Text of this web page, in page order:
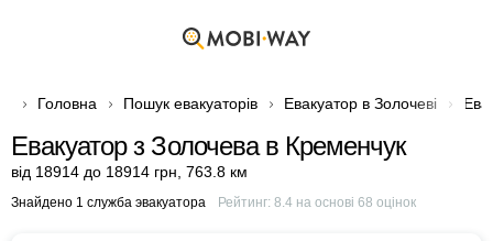
Головна Пошук евакуаторів Евакуатор в Золочеві
Евакуатор з Золочева в Кременчук
від 18914 до 18914 грн 763.8 км
Знайдено 1 служба эвакуатора Рейтинг: 8.4на основі 68 оцінок